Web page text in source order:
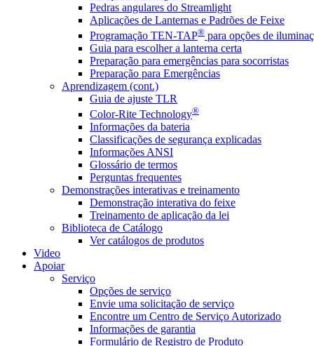
Pedras angulares do Streamlight
Aplicações de Lanternas e Padrões de Feixe
Programação TEN-TAP® para opções de
Guia para escolher a lanterna certa
Preparação para emergências para socorristas
Preparação para Emergências
Aprendizagem (cont.)
Guia de ajuste TLR
Color-Rite Technology®
Informações da bateria
Classificações de segurança explicadas
Informações ANSI
Glossário de termos
Perguntas frequentes
Demonstrações interativas e treinamento
Demonstração interativa do feixe
Treinamento de aplicação da lei
Biblioteca de Catálogo
Ver catálogos de produtos
Video
Apoiar
Serviço
Opções de serviço
Envie uma solicitação de serviço
Encontre um Centro de Serviço Autorizado
Informações de garantia
Formulário de Registro de Produto